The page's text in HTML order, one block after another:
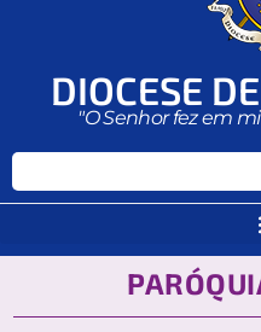
DIOCESE
"O Senhor fez em